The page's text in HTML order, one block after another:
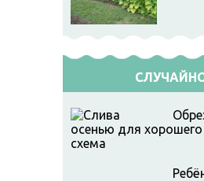
осенью для
схема